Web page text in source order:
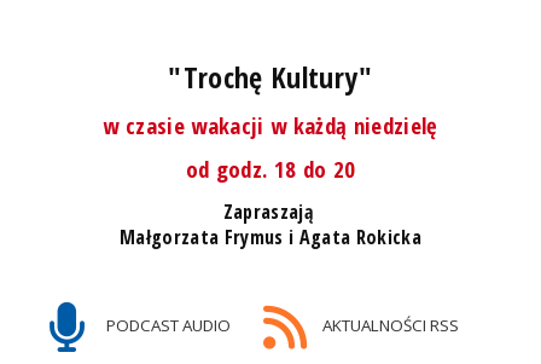
"Trochę Kultury"
w czasie wakacji w każdą niedzielę
od godz. 18 do 20
Zapraszają
Małgorzata Frymus i Agata Rokicka
PODCAST AUDIO AKTUALNOŚCI RSS